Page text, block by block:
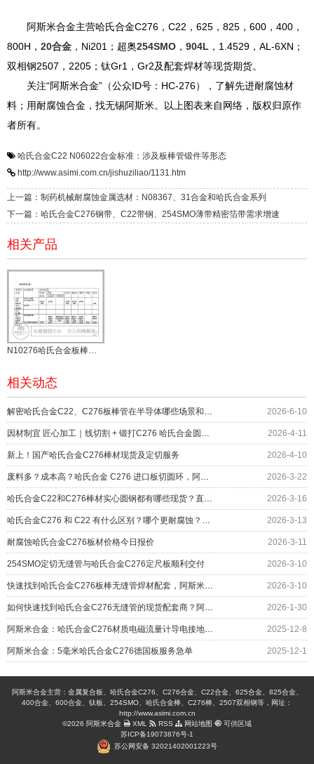
阿斯米合金主营哈氏合金C276，C22，625，825，600，400，
800H， 20合金 ，Ni201；超奥254SMO ， 904L ，1.4529，AL-6XN；
双相钢2507，2205；钛Gr1，Gr2及配套焊材等现货期货。
关注“阿斯米合金”（公众ID号：HC-276），了解先进耐腐蚀材
料；用耐腐蚀合金，找无锡阿斯米。以上图表来自网络，版权归原作
者所有。
哈氏合金C22 N06022合金标准：涉及板棒管锻件等形态
http://www.asimi.com.cn/jishuziliao/1131.htm
上一篇：制药机械耐腐蚀金属选材：N08367、31合金和哈氏合金系列
下一篇：哈氏合金C276钢带、C22带钢、254SMO薄带精密箔带需求增速
相关产品
相关动态
2026-6-10
2026-4-11
新上！国产哈氏合金C276棒材现货及定切服务 2026-4-10
2026-3-22
2026-3-16
2026-3-13
耐腐蚀哈氏合金C276板材价格今日报价 2026-3-11
254SMO定切无缝管与哈氏合金C276定尺板顺利交付 2026-3-10
2026-3-10
2026-1-30
2025-12-8
阿斯米合金：5毫米哈氏合金C276德国板服务急单 2025-12-1
阿斯米合金主营：金属复合板、哈氏合金C276、C276合金、C22合金、625合金、825合金、
400合金、600合金、钛板、254SMO、哈氏合金棒、C276棒、2507双相钢等，网址：
http://www.asimi.com.cn
©2026 阿斯米合金
XML RSS 网站地图
可供区域
苏ICP备19073876号-1
苏公网安备 32021402001223号